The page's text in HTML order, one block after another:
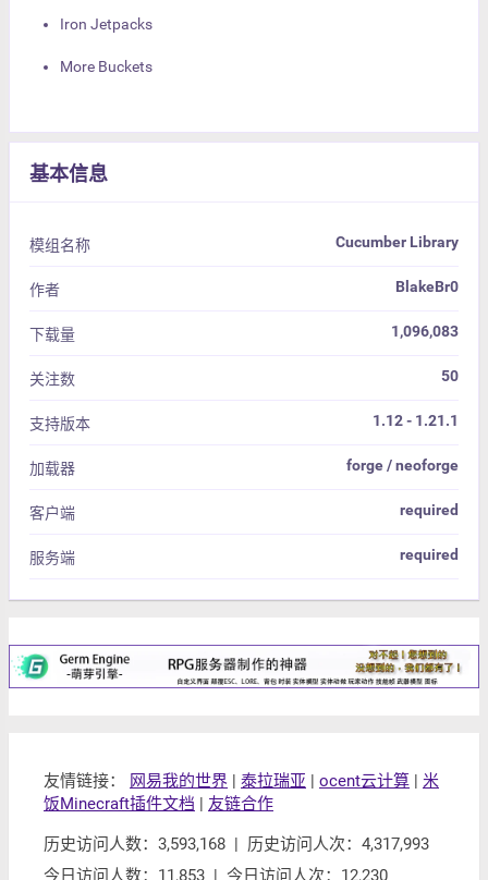
Iron Jetpacks
More Buckets
基本信息
模组名称 Cucumber Library
作者 BlakeBr0
下载量 1,096,083
关注数 50
支持版本 1.12 - 1.21.1
加载器 forge / neoforge
客户端 required
服务端 required
友情链接： 网易我的世界 | 泰拉瑞亚 | ocent云计算 | 米
饭Minecraft插件文档 | 友链合作
历史访问人数：3,593,168 | 历史访问人次：4,317,993
今日访问人数：11,853 | 今日访问人次：12,230